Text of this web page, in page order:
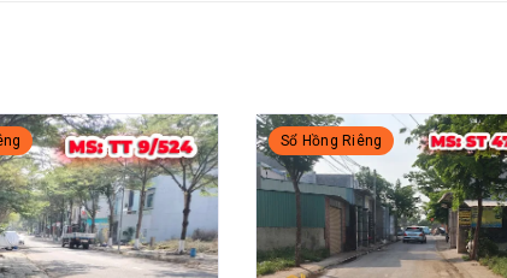
Sổ Hồng Riêng